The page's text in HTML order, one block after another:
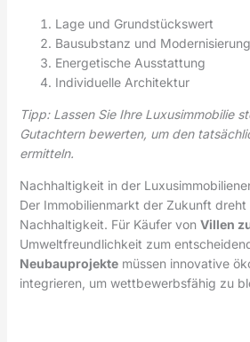
Lage und Grundstückswert
Bausubstanz und
Energetische Ausstattung
Individuelle Architektur
Tipp: Lassen Sie Ihre Luxusimmobilie
Gutachtern bewerten, um den
ermitteln.
Nachhaltigkeit in der
Der Immobilienmarkt der Zukunft
Nachhaltigkeit. Für Käufer von Villen
Umweltfreundlichkeit zum
Neubauprojektemüssen innovative
integrieren, um wettbewerbsfähig zu